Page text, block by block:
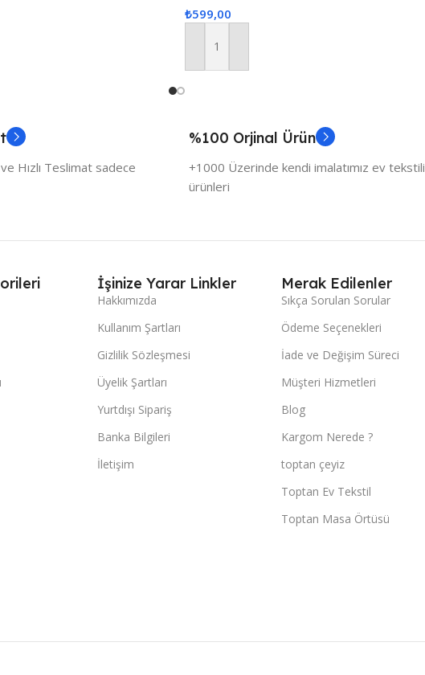
₺599,00
Sepete Ekle
Hızlı Teslimat sadece
%100 Orjinal Ürün
+1000 Üzerinde kendi imalatımız ev tekstili
ürünleri
İşinize Yarar Linkler
Hakkımızda
Kullanım Şartları
Gizlilik Sözleşmesi
Üyelik Şartları
Yurtdışı Sipariş
Banka Bilgileri
İletişim
Merak Edilenler
Sıkça Sorulan Sorular
Ödeme Seçenekleri
İade ve Değişim Süreci
Müşteri Hizmetleri
Blog
Kargom Nerede ?
toptan çeyiz
Toptan Ev Tekstil
Toptan Masa Örtüsü